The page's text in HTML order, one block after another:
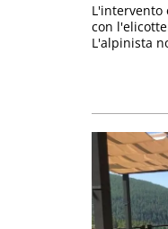
L'intervento
con
L'alpinista